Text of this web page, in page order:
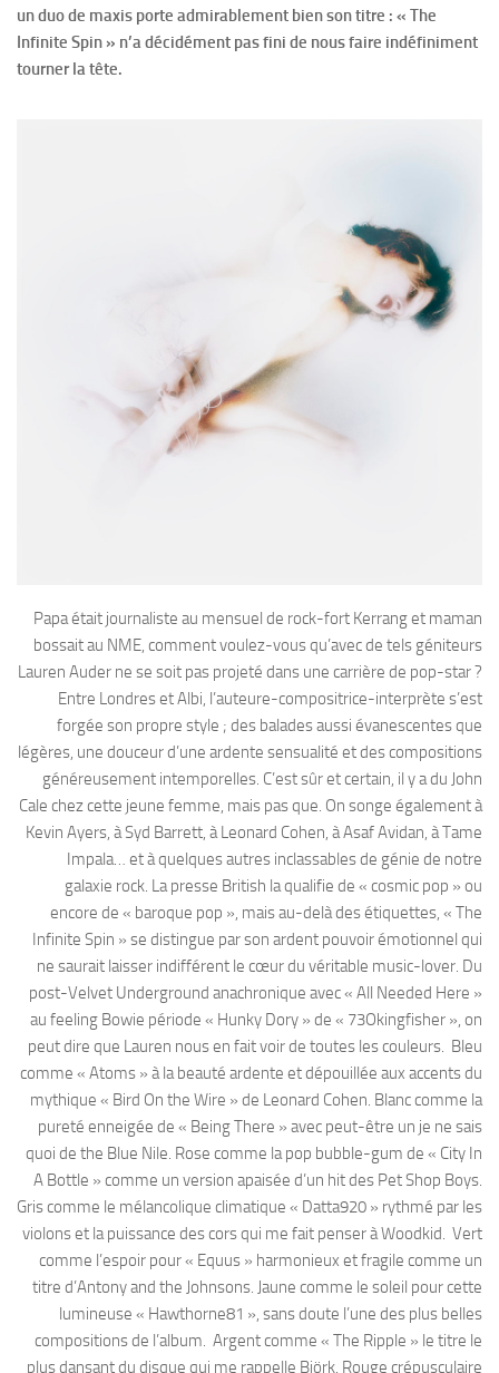
un duo de maxis porte admirablement bien son titre : « The
Infinite Spin » n’a décidément pas fini de nous faire indéfiniment
tourner la tête.
Papa était journaliste au mensuel de rock-fort Kerrang et maman
bossait au NME, comment voulez-vous qu’avec de tels géniteurs
Lauren Auder ne se soit pas projeté dans une carrière de pop-star ?
Entre Londres et Albi, l’auteure-compositrice-interprète s’est
forgée son propre style ; des balades aussi évanescentes que
légères, une douceur d’une ardente sensualité et des compositions
généreusement intemporelles. C’est sûr et certain, il y a du John
Cale chez cette jeune femme, mais pas que. On songe également à
Kevin Ayers, à Syd Barrett, à Leonard Cohen, à Asaf Avidan, à Tame
Impala… et à quelques autres inclassables de génie de notre
galaxie rock. La presse British la qualifie de « cosmic pop » ou
encore de « baroque pop », mais au-delà des étiquettes, « The
Infinite Spin » se distingue par son ardent pouvoir émotionnel qui
ne saurait laisser indifférent le cœur du véritable music-lover. Du
post-Velvet Underground anachronique avec « All Needed Here »
au feeling Bowie période « Hunky Dory » de « 73Okingfisher », on
peut dire que Lauren nous en fait voir de toutes les couleurs. Bleu
comme « Atoms » à la beauté ardente et dépouillée aux accents du
mythique « Bird On the Wire » de Leonard Cohen. Blanc comme la
pureté enneigée de « Being There » avec peut-être un je ne sais
quoi de the Blue Nile. Rose comme la pop bubble-gum de « City In
A Bottle » comme un version apaisée d’un hit des Pet Shop Boys.
Gris comme le mélancolique climatique « Datta920 » rythmé par les
violons et la puissance des cors qui me fait penser à Woodkid. Vert
comme l’espoir pour « Equus » harmonieux et fragile comme un
titre d’Antony and the Johnsons. Jaune comme le soleil pour cette
lumineuse « Hawthorne81 », sans doute l’une des plus belles
compositions de l’album. Argent comme « The Ripple » le titre le
plus dansant du disque qui me rappelle Björk. Rouge crépusculaire